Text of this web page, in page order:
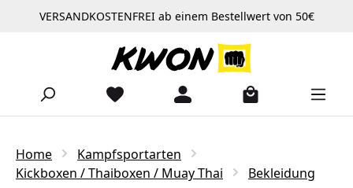
Zum Hauptinhalt springen
VERSANDKOSTENFREI ab einem Bestellwert von 50€
Home
Kampfsportarten
Kickboxen / Thaiboxen / Muay Thai
Bekleidung